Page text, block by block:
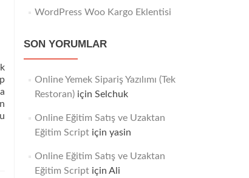
WordPress Woo Kargo Eklentisi
SON YORUMLAR
Online Yemek Sipariş Yazılımı (Tek
Restoran)için Selchuk
Online Eğitim Satış ve Uzaktan
Eğitim Scriptiçin yasin
Online Eğitim Satış ve Uzaktan
Eğitim Scriptiçin Ali